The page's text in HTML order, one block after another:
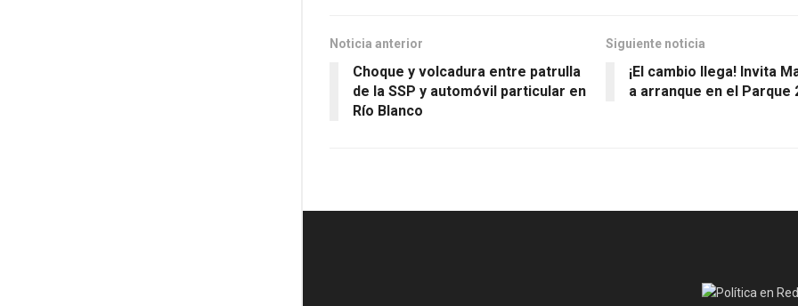
Noticia anterior
Choque y volcadura entre patrulla
de la SSP y automóvil particular en
Río Blanco
Siguiente noticia
¡El cambio llega! Invita
a arranque en el Parque